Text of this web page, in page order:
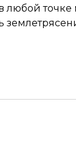
любой